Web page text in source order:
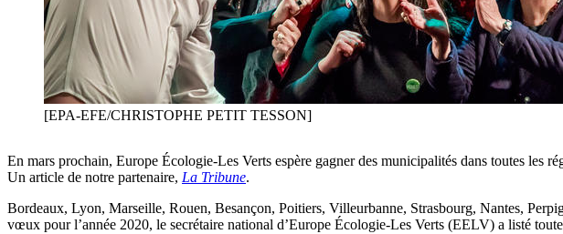
[EPA-EFE/CHRISTOPHE PETIT TESSON]
En mars prochain, Europe Écologie-Les Verts espère gagner des municipalités dans toutes les
Un article de notre partenaire, La Tribune.
Bordeaux, Lyon, Marseille, Rouen, Besançon, Poitiers, Villeurbanne, Strasbourg, Nantes,
vœux pour l’année 2020, le secrétaire national d’Europe Écologie-Les Verts (EELV) a listé